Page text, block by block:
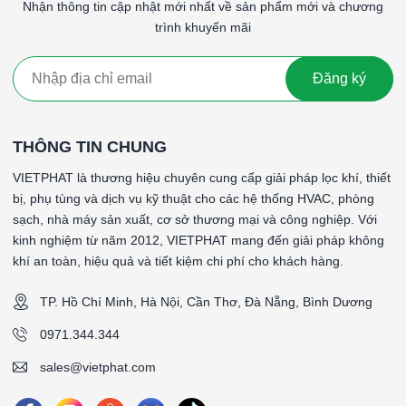
sạch và các cơ sở y tế.
Lọc thô G4 khung nhôm là một giải pháp hiệu quả cho việc loại
và hệ thống, cũng như cải thiện chất lượng không khí tổng thể
#Lọc thô G4 khung nhôm 620x490x46mmLọc thô G4 khung
nhôm 620x490x46mmLọc thô G4 khung nhôm
620x490x46mmLọc thô G4 khung nhôm 620x490x46mm
####
*Tên sản phẩm: PreWash - Lọc thô dạng sóng gắn ty
*Cấp độ lọc: G4 (90-95%)
*Vật liệu lọc: Sợi tổng hợp
*Vật liệu khung: Khung nhôm định hình
Nhận thông tin cập nhật mới nhất về sản phẩm mới và chương
trình khuyến mãi
Đăng ký
THÔNG TIN CHUNG
VIETPHAT là thương hiệu chuyên cung cấp giải pháp lọc khí, thiết
bị, phụ tùng và dịch vụ kỹ thuật cho các hệ thống HVAC, phòng
sạch, nhà máy sản xuất, cơ sở thương mại và công nghiệp. Với
kinh nghiệm từ năm 2012, VIETPHAT mang đến giải pháp không
khí an toàn, hiệu quả và tiết kiệm chi phí cho khách hàng.
TP. Hồ Chí Minh, Hà Nội, Cần Thơ, Đà Nẵng, Bình Dương
0971.344.344
sales@vietphat.com